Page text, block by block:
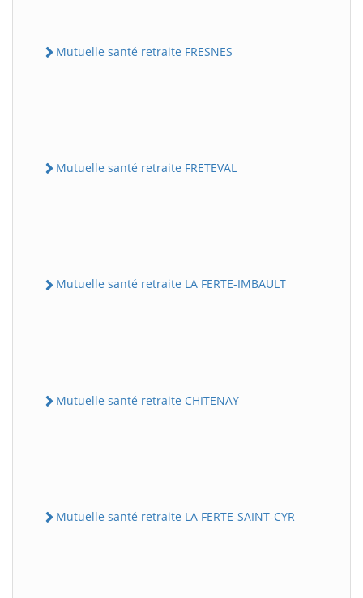
Mutuelle santé retraite FRESNES
Mutuelle santé retraite FRETEVAL
Mutuelle santé retraite LA FERTE-IMBAULT
Mutuelle santé retraite CHITENAY
Mutuelle santé retraite LA FERTE-SAINT-CYR